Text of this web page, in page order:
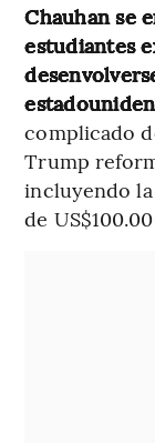
Chauhan se
estudiantes
complicado
Trump
incluyendo
de